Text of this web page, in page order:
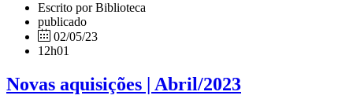
Escrito por Biblioteca
publicado
02/05/23
12h01
Novas aquisições | Abril/2023